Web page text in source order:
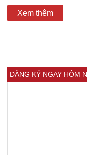
Xem thêm
ĐĂNG KÝ NGAY HÔM